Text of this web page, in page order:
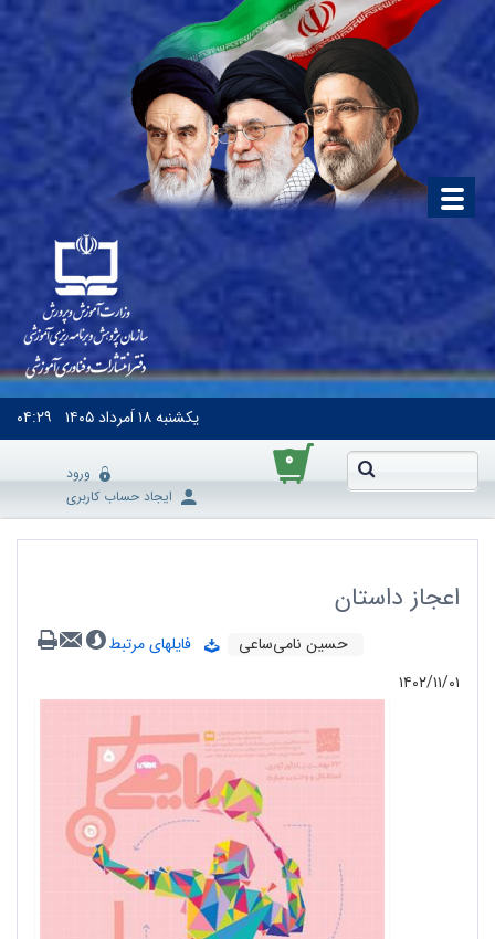
یکشنبه۱۸ اَمرداد ۱۴۰۵ ۰۴:۲۹
۰
ورود
ایجاد حساب کاربری
اعجاز داستان
حسین‌ نامی‌ساعی
فایلهای مرتبط
۱۴۰۲/۱۱/۰۱